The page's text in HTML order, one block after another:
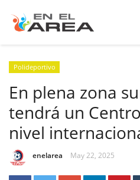
Polideportivo
En plena zona
tendrá un
nivel
enelarea May 22, 2025